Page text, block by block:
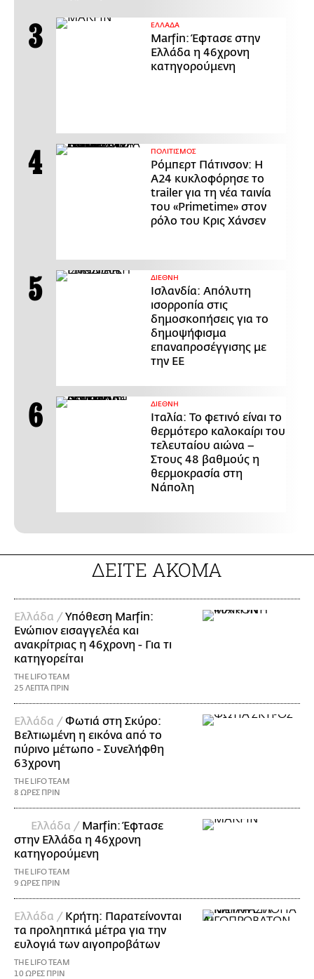
ΕΛΛΑΔΑ
Marfin: Έφτασε στην
Ελλάδα η 46χρονη
κατηγορούμενη
ΠΟΛΙΤΙΣΜΟΣ
Ρόμπερτ Πάτινσον: Η
Α24 κυκλοφόρησε το
trailer για τη νέα ταινία
του «Primetime» στον
ρόλο του Κρις Χάνσεν
ΔΙΕΘΝΗ
Ισλανδία: Απόλυτη
ισορροπία στις
δημοσκοπήσεις για το
δημοψήφισμα
επαναπροσέγγισης με
την ΕΕ
ΔΙΕΘΝΗ
Ιταλία: Το φετινό είναι το
θερμότερο καλοκαίρι του
τελευταίου αιώνα –
Στους 48 βαθμούς η
θερμοκρασία στη
Νάπολη
ΔΕΙΤΕ ΑΚΟΜΑ
Ελλάδα /Υπόθεση Marfin:
Ενώπιον εισαγγελέα και
ανακρίτριας η 46χρονη - Για τι
κατηγορείται
THE LIFO TEAM
25 ΛΕΠΤΑ ΠΡΙΝ
Ελλάδα /Φωτιά στη Σκύρο:
Βελτιωμένη η εικόνα από το
πύρινο μέτωπο - Συνελήφθη
63χρονη
THE LIFO TEAM
8 ΩΡΕΣ ΠΡΙΝ
Ελλάδα / Marfin: Έφτασε
στην Ελλάδα η 46χρονη
κατηγορούμενη
THE LIFO TEAM
9 ΩΡΕΣ ΠΡΙΝ
Ελλάδα / Κρήτη: Παρατείνονται
τα προληπτικά μέτρα για την
ευλογιά των αιγοπροβάτων
THE LIFO TEAM
10 ΩΡΕΣ ΠΡΙΝ